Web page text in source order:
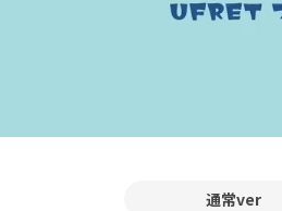
通常ver